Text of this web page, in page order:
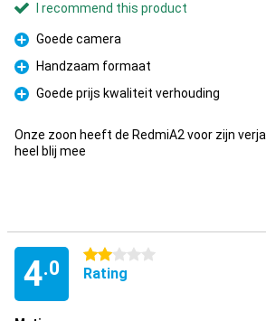
I recommend this product
Pro
Goede camera
Pro
Handzaam formaat
Pro
Goede prijs kwaliteit verhouding
Onze zoon heeft de RedmiA2 voor zijn
heel blij mee
4.0
2 stars
Rating